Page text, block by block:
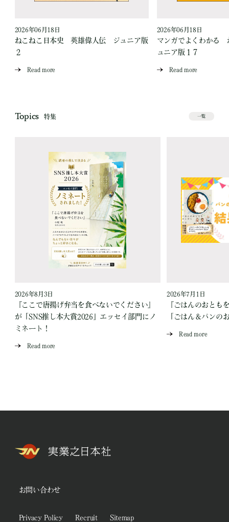
2026年06月18日
ねこねこ日本史 英雄偉人伝 ジュニア版
２
Read more
2026年06月18日
マンガでよくわかる
ュニア版１７
Read more
Topics 特集 一覧
2026年8月3日
『ここで唐揚げ弁当を食べないでください』
が「SNS推し本大賞2026」エッセイ部門にノ
ミネート！
Read more
2026年7月1日
『ごはんのおとも
「ごはん＆パンの
Read more
お問い合わせ
Privacy Policy Recruit Sitemap